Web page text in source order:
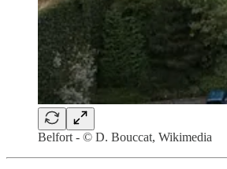
Belfort - © D. Bouccat, Wikimedia